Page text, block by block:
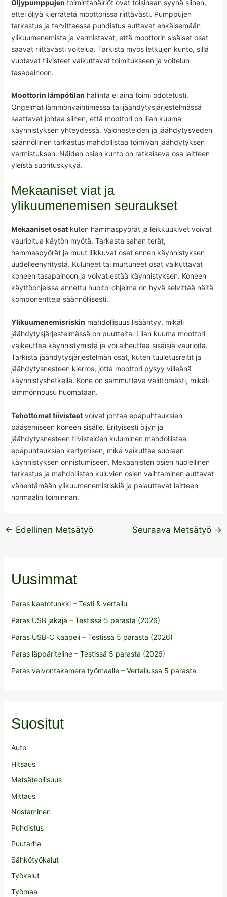
Öljypumppujen toimintahäiriöt ovat toisinaan syynä siihen,
ettei öljyä kierrätetä moottorissa riittävästi. Pumppujen
tarkastus ja tarvittaessa puhdistus auttavat ehkäisemään
ylikuumenemista ja varmistavat, että moottorin sisäiset osat
saavat riittävästi voitelua. Tarkista myös letkujen kunto, sillä
vuotavat tiivisteet vaikuttavat toimitukseen ja voitelun
tasapainoon.
Moottorin lämpötilan hallinta ei aina toimi odotetusti.
Ongelmat lämmönvaihtimessa tai jäähdytysjärjestelmässä
saattavat johtaa siihen, että moottori on liian kuuma
käynnistyksen yhteydessä. Valonesteiden ja jäähdytysveden
säännöllinen tarkastus mahdollistaa toimivan jäähdytyksen
varmistuksen. Näiden osien kunto on ratkaiseva osa laitteen
yleistä suorituskykyä.
Mekaaniset viat ja
ylikuumenemisen seuraukset
Mekaaniset osatkuten hammaspyörät ja leikkuukivet voivat
vaurioitua käytön myötä. Tarkasta sahan terät,
hammaspyörät ja muut liikkuvat osat ennen käynnistyksen
uudelleenyritystä. Kuluneet tai murtuneet osat vaikuttavat
koneen tasapainoon ja voivat estää käynnistyksen. Koneen
käyttöohjeissa annettu huolto-ohjelma on hyvä selvittää näitä
komponentteja säännöllisesti.
Ylikuumenemisriskin mahdollisuus lisääntyy, mikäli
jäähdytysjärjestelmässä on puutteita. Liian kuuma moottori
vaikeuttaa käynnistymistä ja voi aiheuttaa sisäisiä vaurioita.
Tarkista jäähdytysjärjestelmän osat, kuten tuuletusreitit ja
jäähdytysnesteen kierros, jotta moottori pysyy viileänä
käynnistyshetkellä. Kone on sammuttava välittömästi, mikäli
lämmönnousu huomataan.
Tehottomat tiivisteetvoivat johtaa epäpuhtauksien
pääsemiseen koneen sisälle. Erityisesti öljyn ja
jäähdytysnesteen tiivisteiden kuluminen mahdollistaa
epäpuhtauksien kertymisen, mikä vaikuttaa suoraan
käynnistyksen onnistumiseen. Mekaanisten osien huolellinen
tarkastus ja mahdollisten kuluvien osien vaihtaminen auttavat
vähentämään ylikuumenemisriskiä ja palauttavat laitteen
normaalin toiminnan.
← Edellinen Metsätyö Seuraava Metsätyö →
Uusimmat
Paras kaatotunkki – Testi & vertailu
Paras USB jakaja – Testissä 5 parasta (2026)
Paras USB-C kaapeli – Testissä 5 parasta (2026)
Paras läppäriteline – Testissä 5 parasta (2026)
Paras valvontakamera työmaalle – Vertailussa 5 parasta
Suositut
Auto
Hitsaus
Metsäteollisuus
Mittaus
Nostaminen
Puhdistus
Puutarha
Sähkötyökalut
Työkalut
Työmaa